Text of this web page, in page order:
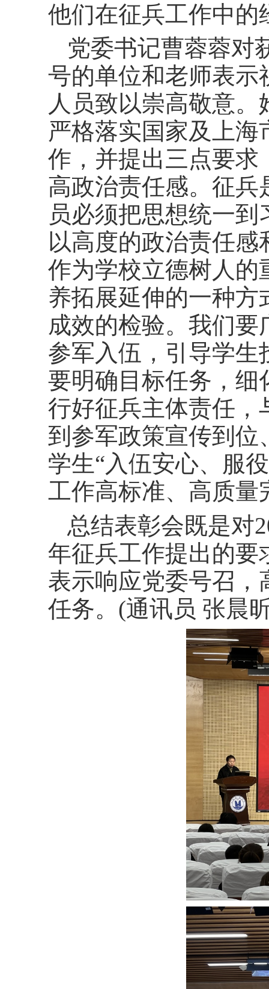
他们在征兵工作中的
党委书记曹蓉蓉对
号的单位和老师表示
人员致以崇高敬意
严格落实国家及上
作，并提出三点要求
高政治责任感。征
员必须把思想统一
以高度的政治责任
作为学校立德树人的
养拓展延伸的一种
成效的检验。我们
参军入伍，引导学
要明确目标任务，细
行好征兵主体责任，
到参军政策宣传到
学生“入伍安心、服
工作高标准、高质量
总结表彰会既是对
年征兵工作提出的要
表示响应党委号召
任务。 (通讯员 张晨